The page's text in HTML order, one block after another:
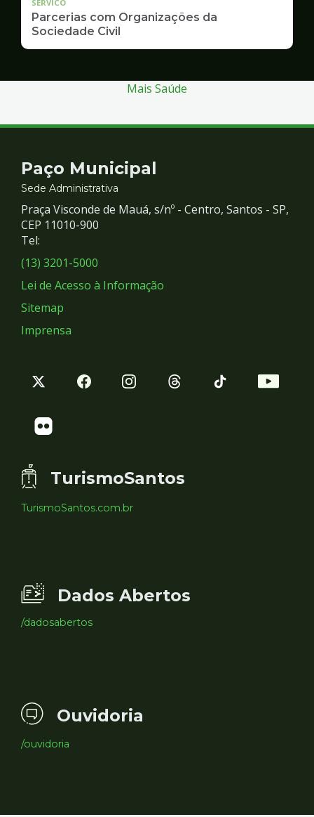
SERVICO
Parcerias com Organizações da
Sociedade Civil
Mais Saúde
Contato
e
Redes
Sociais
Paço Municipal
Sede Administrativa
Praça Visconde de Mauá, s/nº - Centro, Santos - SP,
CEP 11010-900
Tel:
(13) 3201-5000
Lei de Acesso à Informação
Sitemap
Imprensa
TurismoSantos
TurismoSantos.com.br
Dados Abertos
/dadosabertos
Ouvidoria
/ouvidoria